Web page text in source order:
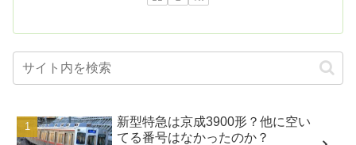
新型特急は京成3900形？他に空い
てる番号はなかったのか？